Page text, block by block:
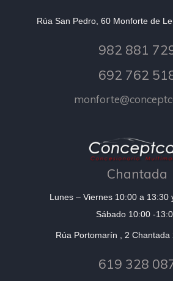
Rúa San Pedro, 60 Monforte de
982 881
692 762
Chantada
Lunes – Viernes 10:00 a 13:30
Sábado 10:00 -
Rúa Portomarín , 2 Chantada
619 328